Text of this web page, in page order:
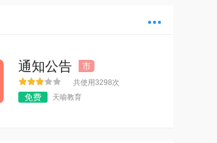
通知公告 市
共使用3298次
免费 天喻教育